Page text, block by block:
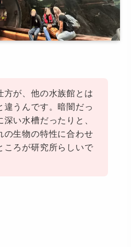
方が、他の水族館とは
違うんです。暗闇だっ
深い水槽だったりと、
の生物の特性に合わせ
ころが研究所らしいで